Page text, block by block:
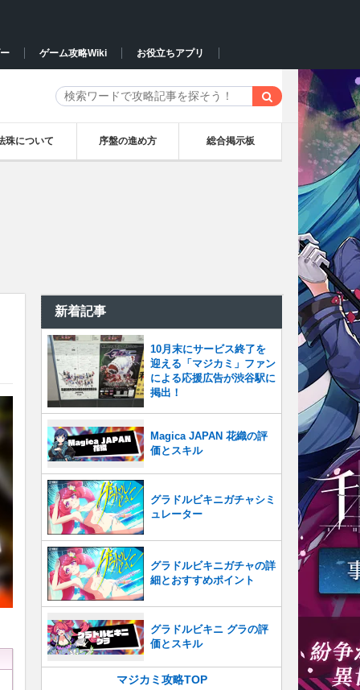
ゲーム攻略Wiki お役立ちアプリ
珠について 序盤の進め方 総合掲示板
新着記事
10月末にサービス終了を
迎える「マジカミ」ファン
による応援広告が渋谷駅に
掲出！
Magica JAPAN 花織の評
価とスキル
グラドルビキニガチャシミ
ュレーター
グラドルビキニガチャの詳
細とおすすめポイント
グラドルビキニ グラの評
価とスキル
マジカミ攻略TOP